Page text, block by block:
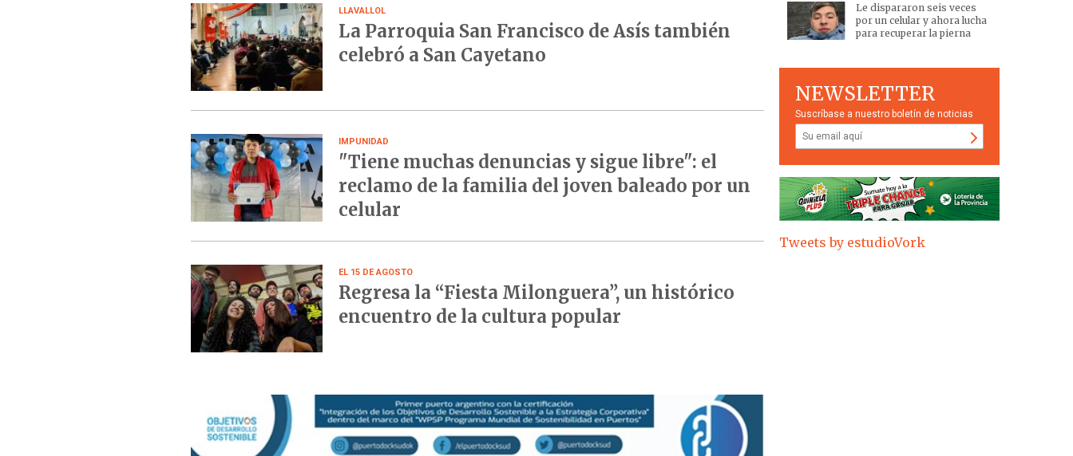
LLAVALLOL
La Parroquia San Francisco de Asís también
celebró a San Cayetano
IMPUNIDAD
"Tiene muchas denuncias y sigue libre": el
reclamo de la familia del joven baleado por un
celular
EL 15 DE AGOSTO
Regresa la “Fiesta Milonguera”, un histórico
encuentro de la cultura popular
Le dispararon seis veces
por un celular y ahora lucha
para recuperar la pierna
NEWSLETTER
Suscríbase a nuestro boletín de noticias
Tweets by estudioVork